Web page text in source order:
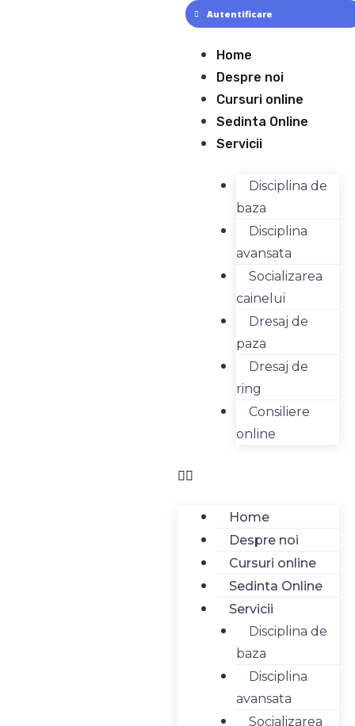
Autentificare
Home
Despre noi
Cursuri online
Sedinta Online
Servicii
Disciplina de
baza
Disciplina
avansata
Socializarea
cainelui
Dresaj de
paza
Dresaj de
ring
Consiliere
online
Meniu
Home
Despre noi
Cursuri online
Sedinta Online
Servicii
Disciplina de
baza
Disciplina
avansata
Socializarea